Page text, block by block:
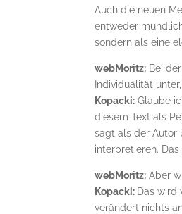
Auch die neuen
entweder
sondern als eine
webMoritz: Bei
Individualität
Kopacki: Glaube
diesem Text als
sagt als der Autor
interpretieren.
webMoritz: Aber
Kopacki: Das wird
verändert nichts